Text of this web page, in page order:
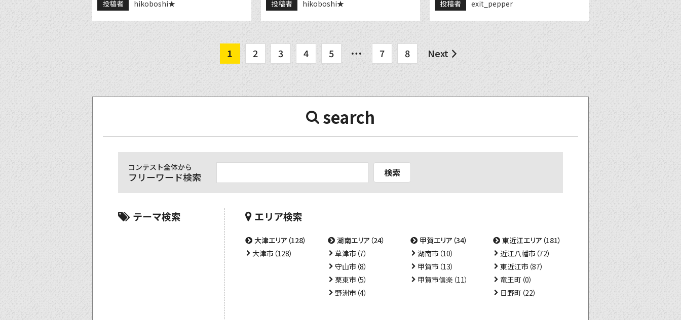
投稿者 hikoboshi★ 投稿者 hikoboshi★ 投稿者 exit_pepper
1 2 3 4 5 7 8 Next
search
コンテスト全体から
フリーワード検索 検索
テーマ検索 エリア検索
大津エリア（128）
大津市（128）
湖南エリア（24）
草津市（7）
守山市（8）
栗東市（5）
野洲市（4）
甲賀エリア（34）
湖南市（10）
甲賀市（13）
甲賀市信楽（11）
東近江エリア（181）
近江八幡市（72）
東近江市（87）
竜王町（0）
日野町（22）